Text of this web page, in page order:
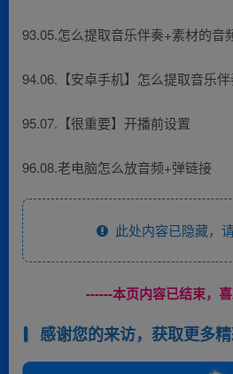
93.05.怎么提取音乐伴奏+素材的音
94.06.【安卓手机】怎么提取音乐
95.07.【很重要】开播前设置
96.08.老电脑怎么放音频+弹链接
此处内容已隐藏，
------本页内容已结束，
感谢您的来访，获取更多